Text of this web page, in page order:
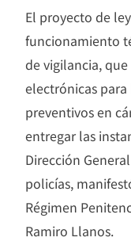
El proyecto de
funcionamiento
de vigilancia,
electrónicas
preventivos en
entregar las
Dirección
policías,
Régimen
Ramiro Llanos.